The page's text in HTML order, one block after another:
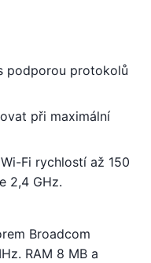
podporou protokolů
při maximální
Fi rychlostí až 150
2,4 GHz.
Broadcom
RAM 8 MB a